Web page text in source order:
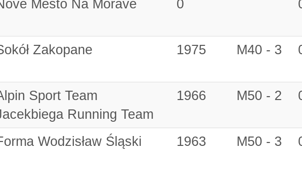
Mesto Na Morave 0
Zakopane 1975 M40 - 3
Sport Team
Running Team
1966 M50 - 2
Wodzisław Śląski 1963 M50 - 3